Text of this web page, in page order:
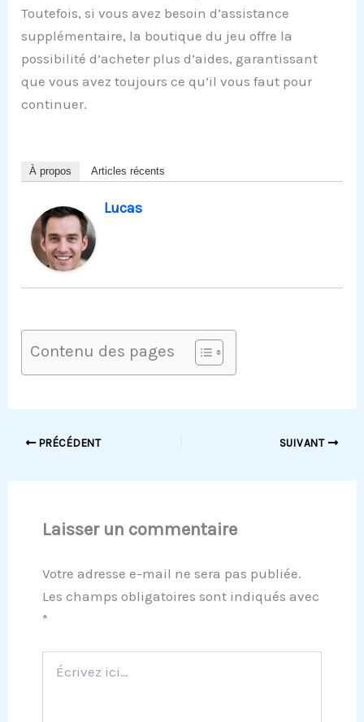
Toutefois, si vous avez besoin d’assistance
supplémentaire, la boutique du jeu offre la
possibilité d’acheter plus d’aides, garantissant
que vous avez toujours ce qu’il vous faut pour
continuer.
À propos Articles récents
Lucas
Contenu des pages
PRÉCÉDENT SUIVANT
Laisser un commentaire
Votre adresse e-mail ne sera pas publiée.
Les champs obligatoires sont indiqués avec
*
ici…